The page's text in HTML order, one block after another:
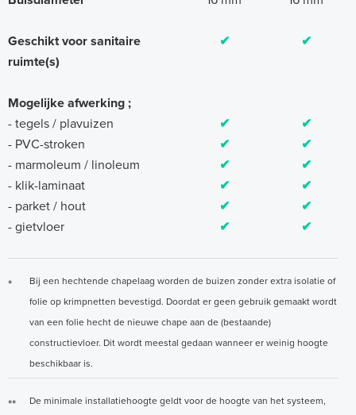
Geschikt voor sanitaire
ruimte(s)
✔ ✔
Mogelijke afwerking ;
- tegels / plavuizen
✔
✔
- PVC-stroken
✔
✔
- marmoleum / linoleum
✔
✔
- klik-laminaat
✔
✔
- parket / hout
✔
✔
- gietvloer
✔ ✔
*
Bij een hechtende chapelaag worden de buizen zonder extra isolatie of
folie op krimpnetten bevestigd. Doordat er geen gebruik gemaakt wordt
van een folie hecht de nieuwe chape aan de (bestaande)
constructievloer. Dit wordt meestal gedaan wanneer er weinig hoogte
beschikbaar is.
**
De minimale installatiehoogte geldt voor de hoogte van het systeem,